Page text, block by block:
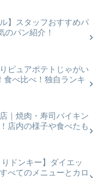
】スタッフおすすめパ
のパン紹介！
ピュアポテトじゃがい
食べ比べ！独自ランキ
｜焼肉・寿司バイキン
店内の様子や食べたも
ドンキー】ダイエッ
べてのメニューとカロ